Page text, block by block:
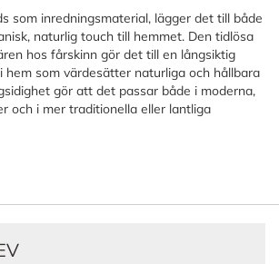
som inredningsmaterial, lägger det till både
naturlig touch till hemmet. Den tidlösa
hos fårskinn gör det till en långsiktig
hem som värdesätter naturliga och hållbara
gör att det passar både i moderna,
och i mer traditionella eller lantliga